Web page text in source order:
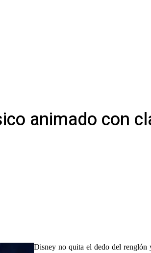
animado con
Disney no quita el dedo del renglón